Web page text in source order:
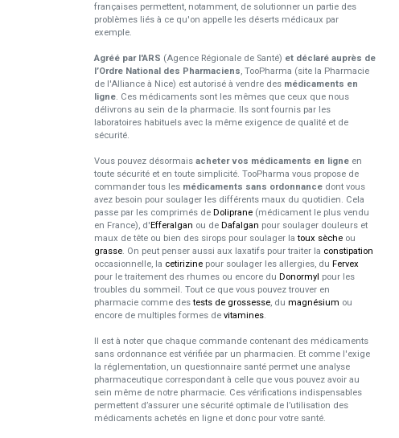
françaises permettent, notamment, de solutionner un partie des
problèmes liés à ce qu'on appelle les déserts médicaux par
exemple.
Agréé par l'ARS (Agence Régionale de Santé) et déclaré auprès de
l’Ordre National des Pharmaciens, TooPharma (site la Pharmacie
de l'Alliance à Nice) est autorisé à vendre des médicaments en
ligne. Ces médicaments sont les mêmes que ceux que nous
délivrons au sein de la pharmacie. Ils sont fournis par les
laboratoires habituels avec la même exigence de qualité et de
sécurité.
Vous pouvez désormais acheter vos médicaments en ligne en
toute sécurité et en toute simplicité. TooPharma vous propose de
commander tous les médicaments sans ordonnance dont vous
avez besoin pour soulager les différents maux du quotidien. Cela
passe par les comprimés de Doliprane (médicament le plus vendu
en France), d'Efferalgan ou de Dafalgan pour soulager douleurs et
maux de tête ou bien des sirops pour soulager latoux sèche ou
grasse. On peut penser aussi aux laxatifs pour traiter la constipation
occasionnelle, la cetirizine pour soulager les allergies, du Fervex
pour le traitement des rhumes ou encore du Donormyl pour les
troubles du sommeil. Tout ce que vous pouvez trouver en
pharmacie comme destests de grossesse, du magnésium ou
encore de multiples formes de vitamines.
Il est à noter que chaque commande contenant des médicaments
sans ordonnance est vérifiée par un pharmacien. Et comme l'exige
la réglementation, un questionnaire santé permet une analyse
pharmaceutique correspondant à celle que vous pouvez avoir au
sein même de notre pharmacie. Ces vérifications indispensables
permettent d’assurer une sécurité optimale de l’utilisation des
médicaments achetés en ligne et donc pour votre santé.